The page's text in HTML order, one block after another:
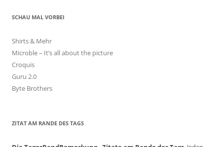
SCHAU MAL VORBEI
Shirts & Mehr
Microble – It’s all about the picture
Croquis
Guru 2.0
Byte Brothers
ZITAT AM RANDE DES TAGS